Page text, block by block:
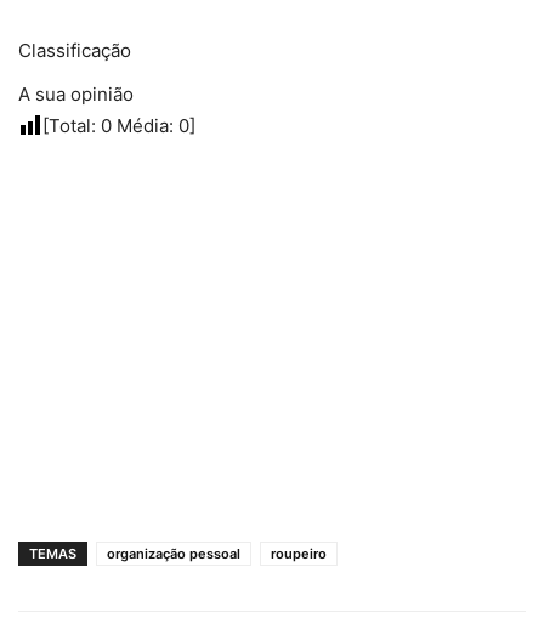
Classificação
A sua opinião
[Total: 0 Média: 0]
TEMAS organização pessoal roupeiro